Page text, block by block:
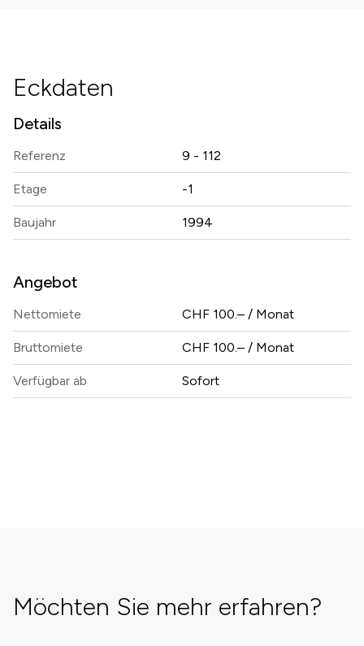
Eckdaten
Details
Referenz 9 - 112
Etage -1
Baujahr 1994
Angebot
Nettomiete CHF 100.– / Monat
Bruttomiete CHF 100.– / Monat
Verfügbar ab Sofort
Möchten Sie mehr erfahren?